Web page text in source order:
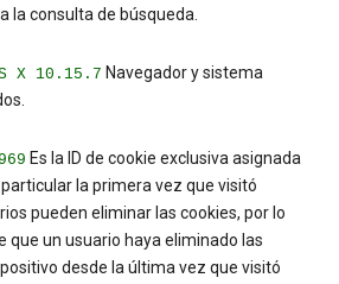
la consulta de búsqueda.
X 10.15.7 Navegador y sistema
Es la ID de cookie exclusiva asignada
la primera vez que visitó
pueden eliminar las cookies, por lo
que un usuario haya eliminado las
desde la última vez que visitó